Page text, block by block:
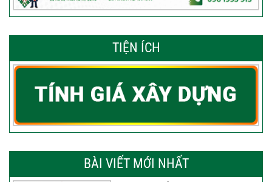
TIỆN ÍCH
BÀI VIẾT MỚI NHẤT